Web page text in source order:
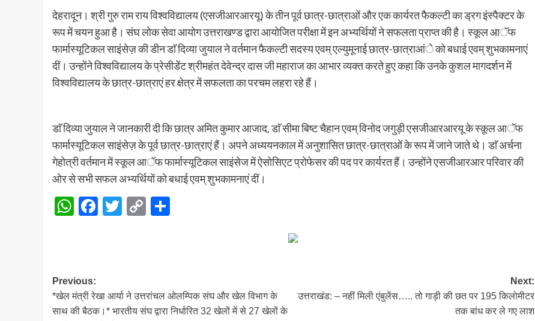
देहरादून। श्री गुरु राम राय विश्वविद्यालय (एसजीआरआरयू) के तीन पूर्व छात्र-छात्राओं और एक कार्यरत फैकल्टी का ड्रग इंस्पैक्टर के
रूप में चयन हुआ है। संघ लोक सेवा आयोग उत्तराखण्ड द्वारा आयोजित परीक्षा में इन अभ्यर्थियों ने सफलता प्राप्त की है। स्कूल आॅफ
फार्मास्यूटिकल साइंसेज़ की डीन डाॅ दिव्या जुयाल ने वर्तमान फैकल्टी सदस्य एवम् एल्युमूनाई छात्र-छात्राआंे को बधाई एवम् शुभकामनाएं
दीं। उन्होंने विश्वविद्यालय के प्रेसीडेंट श्रीमहंत देवेन्द्र दास जी महाराज का आभार व्यक्त करते हुए कहा कि उनके कुशल मागदर्शन में
विश्वविद्यालय के छात्र-छात्राएं हर क्षेत्र में सफलता का परचम लहरा रहे हैं।
डाॅ दिव्या जुयाल ने जानकारी दी कि छात्र अमित कुमार आजाद, डाॅ सीमा बिष्ट चैहान एवम् विनोद जगुड़ी एसजीआरआरयू के स्कूल आॅफ
फार्मास्यूटिकल साइंसेज़ के पूर्व छात्र-छात्राएं हैं। अपने अध्ययनकाल में अनुशासित छात्र-छात्राओं के रूप में जाने जाते थे। डाॅ अर्चना
गेहोत्री वर्तमान में स्कूल आॅफ फार्मास्यूटिकल साइंसेज में ऐसोसिएट प्रोफेसर की पद पर कार्यरत हैं। उन्होंने एसजीआरआर परिवार की
ओर से सभी सफल अभ्यर्थियों को बधाई एवम् शुभकामनाएं दीं।
WhatsApp
Facebook
Twitter
Copy
Post
navigation
Previous:
*खेल मंत्री रेखा आर्या ने उत्तरांचल ओलम्पिक संघ और खेल विभाग के
साथ की बैठक।* भारतीय संघ द्वारा निर्धारित 32 खेलों में से 27 खेलों के
Next:
उत्तराखंड: – नहीं मिली एंबुलेंस….. तो गाड़ी की छत पर 195 किलोमीटर
तक बांध कर ले गए लाश